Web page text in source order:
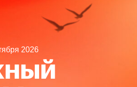
2026